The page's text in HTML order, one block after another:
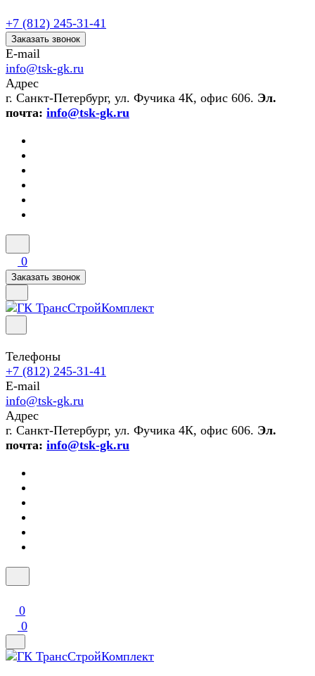
+7 (812) 245-31-41
Заказать звонок
E-mail
info@tsk-gk.ru
Адрес
г. Санкт-Петербург, ул. Фучика 4К, офис 606. Эл.
почта: info@tsk-gk.ru
0
Заказать звонок
Телефоны
+7 (812) 245-31-41
E-mail
info@tsk-gk.ru
Адрес
г. Санкт-Петербург, ул. Фучика 4К, офис 606. Эл.
почта: info@tsk-gk.ru
0
0